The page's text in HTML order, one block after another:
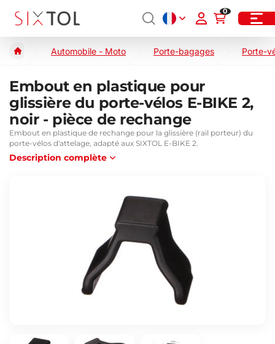
0
Automobile - Moto Porte-bagages Porte-
Embout en plastique pour
glissière du porte-vélos E-BIKE 2,
noir - pièce de rechange
Embout en plastique de rechange pour la glissière (rail porteur) du
porte-vélos d'attelage, adapté aux SIXTOL E-BIKE 2.
Description complète